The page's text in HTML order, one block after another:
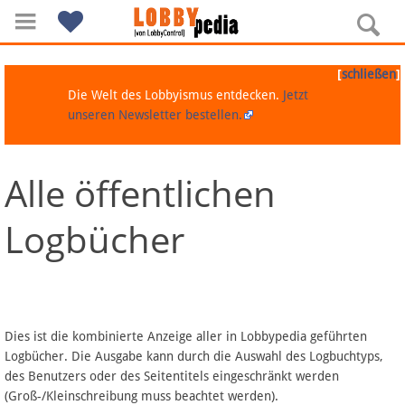
Navigation
Über Lobbypedia
Artikel nach Kategorien
FAQ
[schließen]
Die Welt des Lobbyismus entdecken. Jetzt
unseren Newsletter bestellen.
Alle öffentlichen
Logbücher
Dies ist die kombinierte Anzeige aller in Lobbypedia geführten
Logbücher. Die Ausgabe kann durch die Auswahl des Logbuchtyps,
des Benutzers oder des Seitentitels eingeschränkt werden
(Groß-/Kleinschreibung muss beachtet werden).